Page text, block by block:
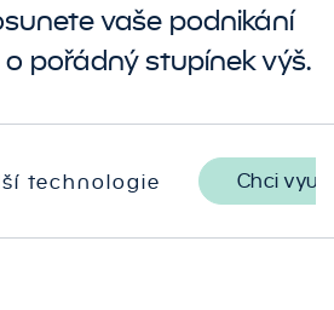
vaše podnikání
pořádný stupínek výš.
technologie Chci